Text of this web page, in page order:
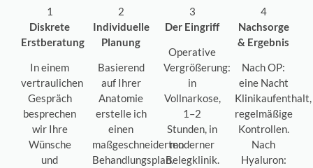
1
Diskrete
Erstberatung
In einem
vertraulichen
Gespräch
besprechen
wir Ihre
Wünsche
und
2
Individuelle
Planung
Basierend
auf Ihrer
Anatomie
erstelle ich
einen
maßgeschneiderten
Behandlungsplan.
3
Der Eingriff
Operative
Vergrößerung:
in
Vollnarkose,
1–2
Stunden, in
moderner
Belegklinik.
4
Nachsorge
& Ergebnis
Nach OP:
eine Nacht
Klinikaufenthalt,
regelmäßige
Kontrollen.
Nach
Hyaluron: